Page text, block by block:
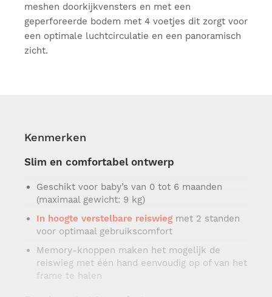
meshen doorkijkvensters en met een
geperforeerde bodem met 4 voetjes dit zorgt voor
een optimale luchtcirculatie en een panoramisch
zicht.
Kenmerken
Slim en comfortabel ontwerp
Geschikt voor baby’s van 0 tot 6 maanden
(maximaal gewicht: 9 kg)
In hoogte verstelbare reiswieg met 2 standen
voor optimaal gebruikscomfort
Memory-knoppen maken het mogelijk de
reiswieg met één hand eenvoudig op of van het
frame te halen